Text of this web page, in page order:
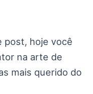
post, hoje você
na arte de
mais querido do